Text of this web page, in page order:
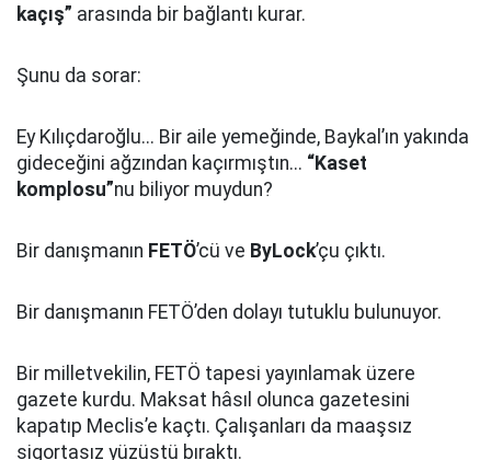
kaçış” arasında bir bağlantı kurar.
Şunu da sorar:
Ey Kılıçdaroğlu... Bir aile yemeğinde, Baykal’ın yakında
gideceğini ağzından kaçırmıştın... “Kaset
komplosu”nu biliyor muydun?
Bir danışmanın FETÖ’cü ve ByLock’çu çıktı.
Bir danışmanın FETÖ’den dolayı tutuklu bulunuyor.
Bir milletvekilin, FETÖ tapesi yayınlamak üzere
gazete kurdu. Maksat hâsıl olunca gazetesini
kapatıp Meclis’e kaçtı. Çalışanları da maaşsız
sigortasız yüzüstü bıraktı.